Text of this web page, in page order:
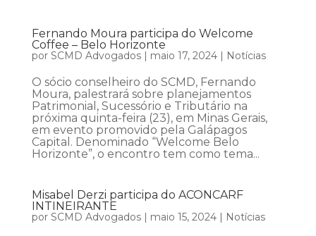
Fernando Moura participa do Welcome
Coffee – Belo Horizonte
por SCMD Advogados| maio 17, 2024| Notícias
O sócio conselheiro do SCMD, Fernando
Moura, palestrará sobre planejamentos
Patrimonial, Sucessório e Tributário na
próxima quinta-feira (23), em Minas Gerais,
em evento promovido pela Galápagos
Capital. Denominado “Welcome Belo
Horizonte”, o encontro tem como tema...
Misabel Derzi participa do ACONCARF
INTINEIRANTE
por SCMD Advogados| maio 15, 2024| Notícias